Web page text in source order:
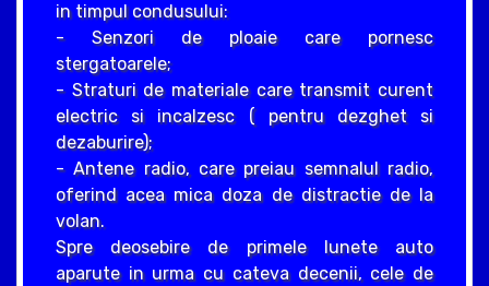
in timpul condusului:
- Senzori de ploaie care pornesc
stergatoarele;
- Straturi de materiale care transmit curent
electric si incalzesc ( pentru dezghet si
dezaburire);
- Antene radio, care preiau semnalul radio,
oferind acea mica doza de distractie de la
volan.
Spre deosebire de primele lunete auto
aparute in urma cu cateva decenii, cele de